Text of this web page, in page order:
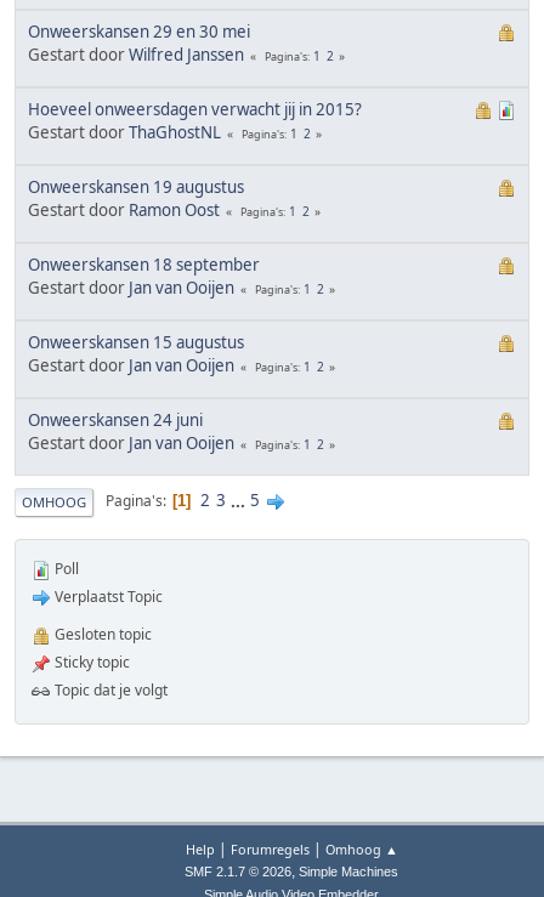
Onweerskansen 29 en 30 mei
Gestart doorWilfred Janssen Pagina's 1 2
Hoeveel onweersdagen verwacht jij in 2015?
Gestart doorThaGhostNL Pagina's 1 2
Onweerskansen 19 augustus
Gestart door Ramon Oost Pagina's 1 2
Onweerskansen 18 september
Gestart door Jan van Ooijen Pagina's 1 2
Onweerskansen 15 augustus
Gestart door Jan van Ooijen Pagina's 1 2
Onweerskansen 24 juni
Gestart door Jan van Ooijen Pagina's 1 2
OMHOOG Pagina's 1 2 3 ... 5
Poll
Verplaatst Topic
Gesloten topic
Sticky topic
Topic dat je volgt
Help | Forumregels| Omhoog ▲
SMF 2.1.7 © 2026, Simple Machines